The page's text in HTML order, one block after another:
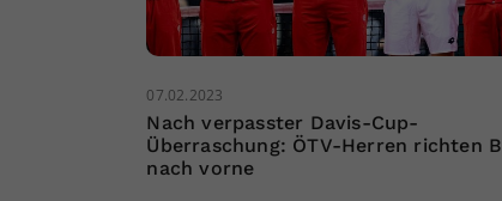
07.02.2023
Nach verpasster Davis-Cup-
Überraschung: ÖTV-Herren richten
nach vorne